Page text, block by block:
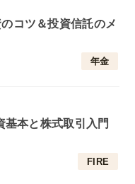
コツ＆投資信託のメ
年金
基本と株式取引入門
FIRE